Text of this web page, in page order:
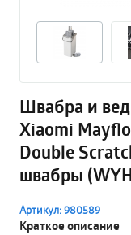
Швабра и
Xiaomi
Double
швабры
Артикул: 980589
Краткое описание